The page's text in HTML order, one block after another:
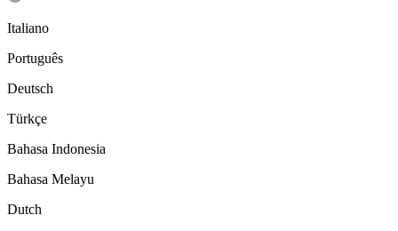
Italiano
Português
Deutsch
Türkçe
Bahasa Indonesia
Bahasa Melayu
Dutch